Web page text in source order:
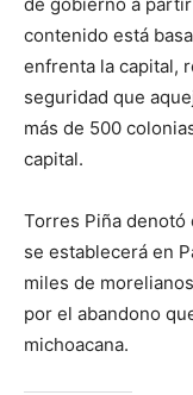
contenido está
enfrenta la capital,
seguridad que
más de 500
capital.
Torres Piña
se establecerá en
miles de
por el abandono
michoacana.